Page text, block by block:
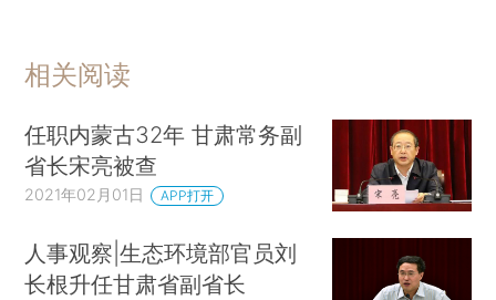
相关阅读
任职内蒙古32年 甘肃常务副
省长宋亮被查
2021年02月01日 APP打开
人事观察|生态环境部官员刘
长根升任甘肃省副省长